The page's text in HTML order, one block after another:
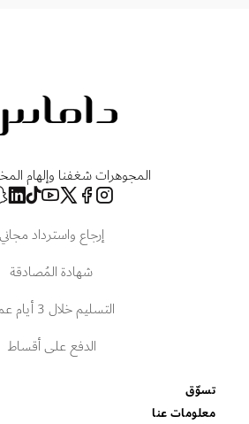
المجوهرات شغفنا وإلهام
إرجاع واسترداد مجاني
شهادة المُصادقة
التسليم خلال 3 أيام عمل
الدفع على أقساط
تسوّق
قلادات وتعليقات
معلومات عنا